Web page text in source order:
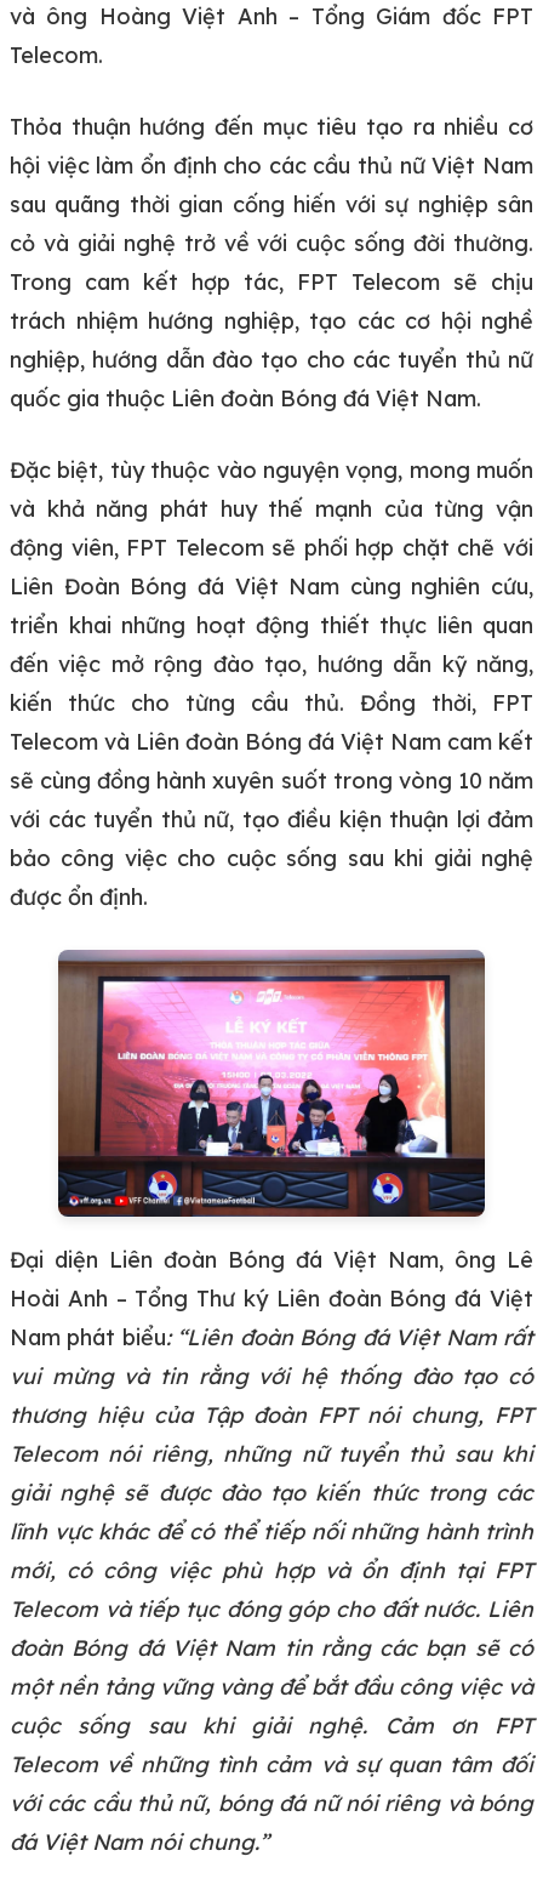
và ông Hoàng Việt Anh – Tổng Giám đốc FPT
Telecom.
Thỏa thuận hướng đến mục tiêu tạo ra nhiều cơ
hội việc làm ổn định cho các cầu thủ nữ Việt Nam
sau quãng thời gian cống hiến với sự nghiệp sân
cỏ và giải nghệ trở về với cuộc sống đời thường.
Trong cam kết hợp tác, FPT Telecom sẽ chịu
trách nhiệm hướng nghiệp, tạo các cơ hội nghề
nghiệp, hướng dẫn đào tạo cho các tuyển thủ nữ
quốc gia thuộc Liên đoàn Bóng đá Việt Nam.
Đặc biệt, tùy thuộc vào nguyện vọng, mong muốn
và khả năng phát huy thế mạnh của từng vận
động viên, FPT Telecom sẽ phối hợp chặt chẽ với
Liên Đoàn Bóng đá Việt Nam cùng nghiên cứu,
triển khai những hoạt động thiết thực liên quan
đến việc mở rộng đào tạo, hướng dẫn kỹ năng,
kiến thức cho từng cầu thủ. Đồng thời, FPT
Telecom và Liên đoàn Bóng đá Việt Nam cam kết
sẽ cùng đồng hành xuyên suốt trong vòng 10 năm
với các tuyển thủ nữ, tạo điều kiện thuận lợi đảm
bảo công việc cho cuộc sống sau khi giải nghệ
được ổn định.
Đại diện Liên đoàn Bóng đá Việt Nam, ông Lê
Hoài Anh – Tổng Thư ký Liên đoàn Bóng đá Việt
Nam phát biểu: “Liên đoàn Bóng đá Việt Nam rất
vui mừng và tin rằng với hệ thống đào tạo có
thương hiệu của Tập đoàn FPT nói chung, FPT
Telecom nói riêng, những nữ tuyển thủ sau khi
giải nghệ sẽ được đào tạo kiến thức trong các
lĩnh vực khác để có thể tiếp nối những hành trình
mới, có công việc phù hợp và ổn định tại FPT
Telecom và tiếp tục đóng góp cho đất nước. Liên
đoàn Bóng đá Việt Nam tin rằng các bạn sẽ có
một nền tảng vững vàng để bắt đầu công việc và
cuộc sống sau khi giải nghệ. Cảm ơn FPT
Telecom về những tình cảm và sự quan tâm đối
với các cầu thủ nữ, bóng đá nữ nói riêng và bóng
đá Việt Nam nói chung.”